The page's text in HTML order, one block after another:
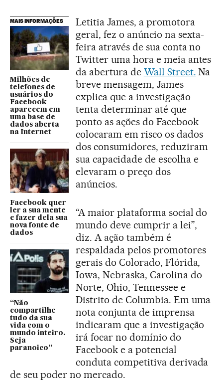
MAIS INFORMAÇÕES
Milhões de
telefones de
usuários do
Facebook
aparecem em
uma base de
dados aberta
na Internet
Facebook quer
ler a sua mente
e fazer dela sua
nova fonte de
dados
“Não
compartilhe
tudo da sua
vida com o
mundo inteiro.
Seja
paranoico”
Letitia James, a promotora
geral, fez o anúncio na sexta-
feira através de sua conta no
Twitter uma hora e meia antes
da abertura de Wall Street. Na
breve mensagem, James
explica que a investigação
tenta determinar até que
ponto as ações do Facebook
colocaram em risco os dados
dos consumidores, reduziram
sua capacidade de escolha e
elevaram o preço dos
anúncios.
“A maior plataforma social do
mundo deve cumprir a lei”,
diz. A ação também é
respaldada pelos promotores
gerais do Colorado, Flórida,
Iowa, Nebraska, Carolina do
Norte, Ohio, Tennessee e
Distrito de Columbia. Em uma
nota conjunta de imprensa
indicaram que a investigação
irá focar no domínio do
Facebook e a potencial
conduta competitiva derivada
de seu poder no mercado.